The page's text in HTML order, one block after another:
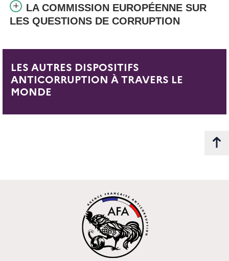
LA COMMISSION EUROPÉENNE SUR
LES QUESTIONS DE CORRUPTION
LES AUTRES DISPOSITIFS
ANTICORRUPTION À TRAVERS LE
MONDE